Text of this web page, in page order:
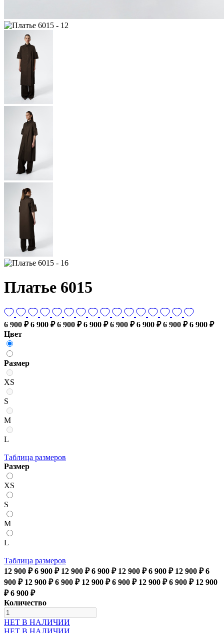
Платье 6015
6 900 ₽ 6 900 ₽ 6 900 ₽ 6 900 ₽ 6 900 ₽ 6 900 ₽ 6 900 ₽ 6 900 ₽
Цвет
Размер
XS
S
M
L
Таблица размеров
Размер
XS
S
M
L
Таблица размеров
12 900 ₽ 6 900 ₽ 12 900 ₽ 6 900 ₽ 12 900 ₽ 6 900 ₽ 12 900 ₽ 6
900 ₽ 12 900 ₽ 6 900 ₽ 12 900 ₽ 6 900 ₽ 12 900 ₽ 6 900 ₽ 12 900
₽ 6 900 ₽
Количество
НЕТ В НАЛИЧИИ
НЕТ В НАЛИЧИИ